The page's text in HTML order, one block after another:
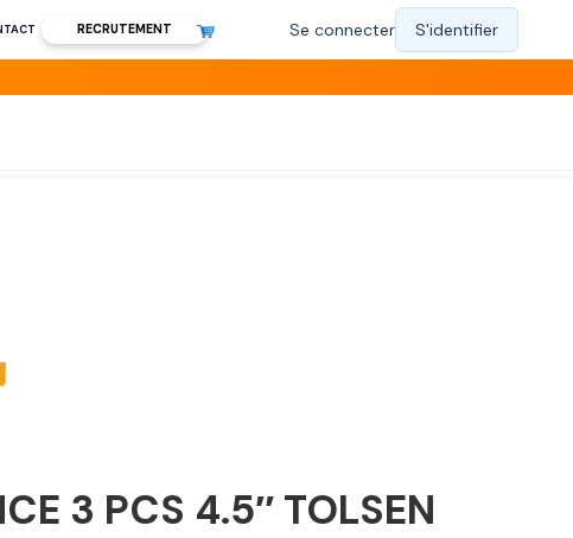
RECRUTEMENT
3 PCS 4.5″ TOLSEN